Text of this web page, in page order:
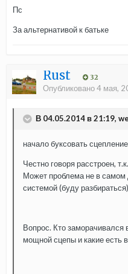
Пс
За альтернативой к батьке
Rust 32
Опубликовано4 мая,
В 04.05.2014 в 21:19,
начало буксовать
Честно говоря расстроен,
Может проблема не в самом
системой (буду
Вопрос. Кто заморачивался
мощной сцепы и какие есть